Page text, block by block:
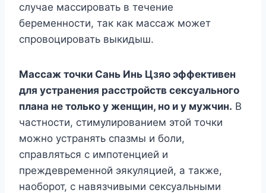
случае массировать в течение
беременности, так как массаж может
спровоцировать выкидыш.
Массаж точки Сань Инь Цзяо эффективен
для устранения расстройств сексуального
плана не только у женщин, но и у мужчин. В
частности, стимулированием этой точки
можно устранять спазмы и боли,
справляться с импотенцией и
преждевременной эякуляцией, а также,
наоборот, с навязчивыми сексуальными